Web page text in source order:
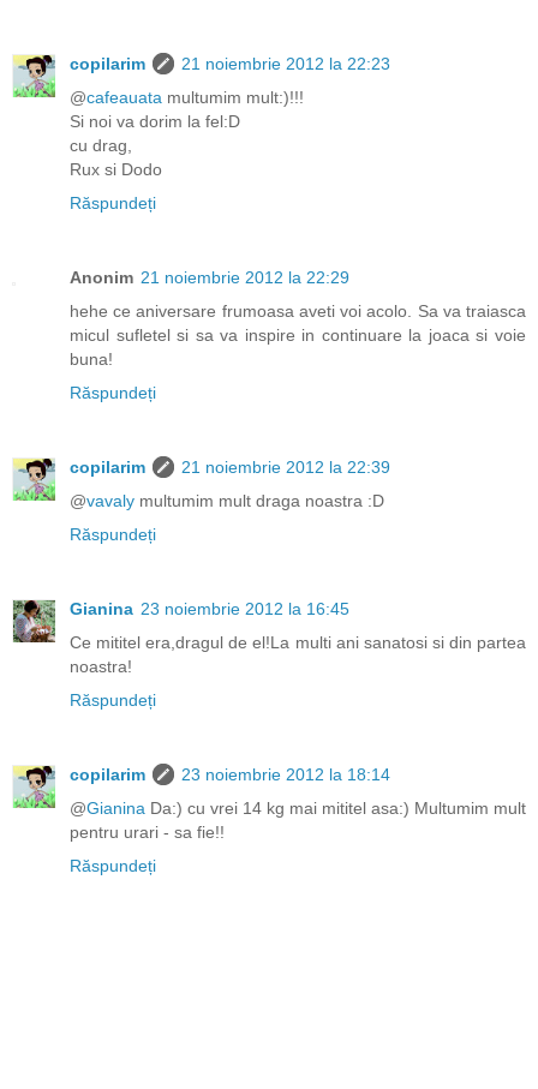
copilarim
21 noiembrie 2012 la 22:23
@cafeauata multumim mult:)!!!
Si noi va dorim la fel:D
cu drag,
Rux si Dodo
Răspundeți
Anonim 21 noiembrie 2012 la 22:29
hehe ce aniversare frumoasa aveti voi acolo. Sa va traiasca
micul sufletel si sa va inspire in continuare la joaca si voie
buna!
Răspundeți
copilarim
21 noiembrie 2012 la 22:39
@vavaly multumim mult draga noastra :D
Răspundeți
Gianina 23 noiembrie 2012 la 16:45
Ce mititel era,dragul de el!La multi ani sanatosi si din partea
noastra!
Răspundeți
copilarim
23 noiembrie 2012 la 18:14
@Gianina Da:) cu vrei 14 kg mai mititel asa:) Multumim mult
pentru urari - sa fie!!
Răspundeți